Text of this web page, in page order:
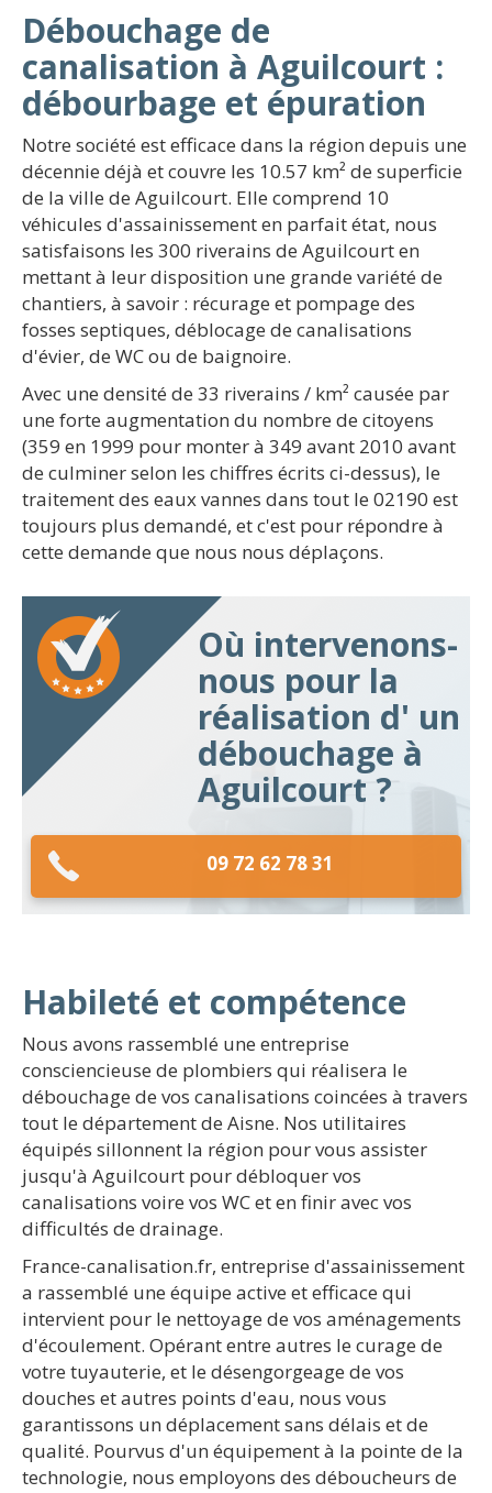
Débouchage de
canalisation à Aguilcourt :
débourbage et épuration
Notre société est efficace dans la région depuis une
décennie déjà et couvre les 10.57 km² de superficie
de la ville de Aguilcourt. Elle comprend 10
véhicules d'assainissement en parfait état, nous
satisfaisons les 300 riverains de Aguilcourt en
mettant à leur disposition une grande variété de
chantiers, à savoir : récurage et pompage des
fosses septiques, déblocage de canalisations
d'évier, de WC ou de baignoire.
Avec une densité de 33 riverains / km² causée par
une forte augmentation du nombre de citoyens
(359 en 1999 pour monter à 349 avant 2010 avant
de culminer selon les chiffres écrits ci-dessus), le
traitement des eaux vannes dans tout le 02190 est
toujours plus demandé, et c'est pour répondre à
cette demande que nous nous déplaçons.
Où intervenons-
nous pour la
réalisation d' un
débouchage à
Aguilcourt ?
09 72 62 78 31
Habileté et compétence
Nous avons rassemblé une entreprise
consciencieuse de plombiers qui réalisera le
débouchage de vos canalisations coincées à travers
tout le département de Aisne. Nos utilitaires
équipés sillonnent la région pour vous assister
jusqu'à Aguilcourt pour débloquer vos
canalisations voire vos WC et en finir avec vos
difficultés de drainage.
France-canalisation.fr, entreprise d'assainissement
a rassemblé une équipe active et efficace qui
intervient pour le nettoyage de vos aménagements
d'écoulement. Opérant entre autres le curage de
votre tuyauterie, et le désengorgeage de vos
douches et autres points d'eau, nous vous
garantissons un déplacement sans délais et de
qualité. Pourvus d'un équipement à la pointe de la
technologie, nous employons des déboucheurs de